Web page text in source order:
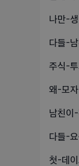
나만-
다들-
주식-
왜-모
남친이
다들-
첫-데